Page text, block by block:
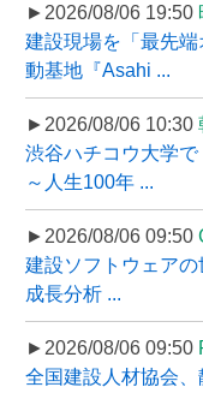
►2026/08/06 19:50
建設現場を「最先
動基地『Asahi ...
►2026/08/06 10:30
渋谷ハチコウ大学
～人生100年 ...
►2026/08/06 09:50
建設ソフトウェア
成長分析 ...
►2026/08/06 09:50
全国建設人材協会